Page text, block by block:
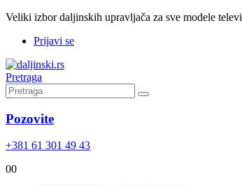
Veliki izbor daljinskih upravljača za sve modele
Prijavi se
Pretraga
Pozovite
+381 61 301 49 43
00